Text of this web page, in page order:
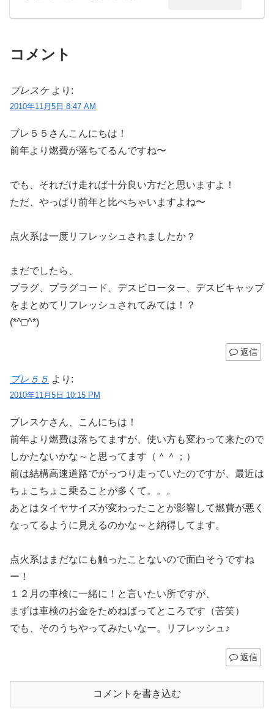
コメント
ブレスケ より:
2010年11月5日 8:47 AM
ブレ５５さんこんにちは！
前年より燃費が落ちてるんですね〜
でも、それだけ走れば十分良い方だと思いますよ！
ただ、やっぱり前年と比べちゃいますよね〜
点火系は一度リフレッシュされましたか？
まだでしたら、
プラグ、プラグコード、デスビローター、デスビキャップ
をまとめてリフレッシュされてみては！？
(*^□^*)
返信
ブレ５５ より:
2010年11月5日 10:15 PM
ブレスケさん、こんにちは！
前年より燃費は落ちてますが、使い方も変わって来たので
しかたないかな～と思ってます（＾＾；）
前は結構高速道路でがっつり走っていたのですが、最近は
ちょこちょこ乗ることが多くて。。。
あとはタイヤサイズが変わったことが影響して燃費が悪く
なってるように見えるのかな～と納得してます。
点火系はまだなにも触ったことないので面白そうですね
ー！
１２月の車検に一緒に！と言いたい所ですが、
まずは車検のお金をためねばってところです（苦笑）
でも、そのうちやってみたいなー。リフレッシュ♪
返信
コメントを書き込む